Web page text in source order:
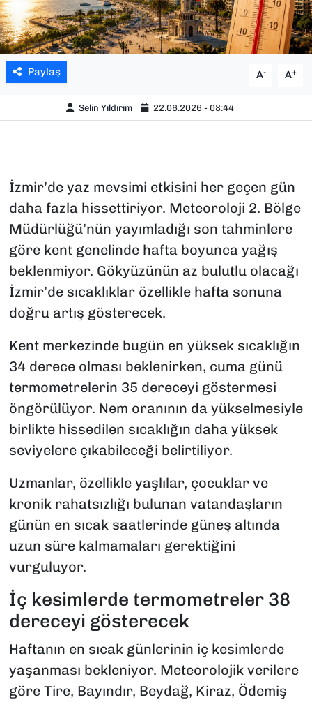
Paylaş A- A+
Selin Yıldırım 22.06.2026 - 08:44
İzmir’de yaz mevsimi etkisini her geçen gün
daha fazla hissettiriyor. Meteoroloji 2. Bölge
Müdürlüğü’nün yayımladığı son tahminlere
göre kent genelinde hafta boyunca yağış
beklenmiyor. Gökyüzünün az bulutlu olacağı
İzmir’de sıcaklıklar özellikle hafta sonuna
doğru artış gösterecek.
Kent merkezinde bugün en yüksek sıcaklığın
34 derece olması beklenirken, cuma günü
termometrelerin 35 dereceyi göstermesi
öngörülüyor. Nem oranının da yükselmesiyle
birlikte hissedilen sıcaklığın daha yüksek
seviyelere çıkabileceği belirtiliyor.
Uzmanlar, özellikle yaşlılar, çocuklar ve
kronik rahatsızlığı bulunan vatandaşların
günün en sıcak saatlerinde güneş altında
uzun süre kalmamaları gerektiğini
vurguluyor.
İç kesimlerde termometreler 38
dereceyi gösterecek
Haftanın en sıcak günlerinin iç kesimlerde
yaşanması bekleniyor. Meteorolojik verilere
göre Tire, Bayındır, Beydağ, Kiraz, Ödemiş